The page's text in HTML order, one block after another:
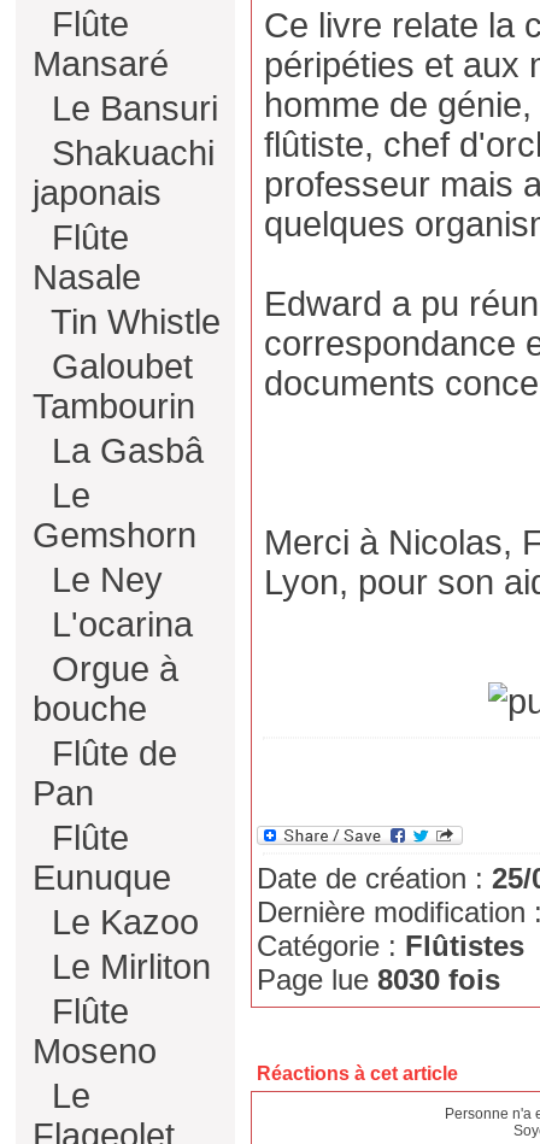
Flûte
Mansaré
Le Bansuri
Shakuachi
japonais
Flûte
Nasale
Tin Whistle
Galoubet
Tambourin
La Gasbâ
Le
Gemshorn
Le Ney
L'ocarina
Orgue à
bouche
Flûte de
Pan
Flûte
Eunuque
Le Kazoo
Le Mirliton
Flûte
Moseno
Le
Flageolet
Ce livre relate la
péripéties et aux
homme de
flûtiste, chef
professeur mais
quelques
Edward a pu
correspondance
documents
Merci à Nicolas,
Lyon, pour son
Date de création : 25/
Dernière
Catégorie : Flûtistes
Page lue 8030 fois
Réactions à cet article
Personne n'a